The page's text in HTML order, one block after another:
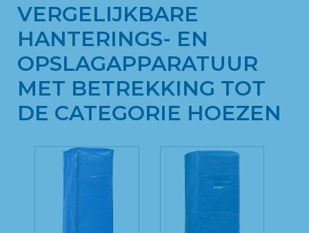
VERGELIJKBARE
HANTERINGS- EN
OPSLAGAPPARATUUR
MET BETREKKING TOT
DE CATEGORIE HOEZEN